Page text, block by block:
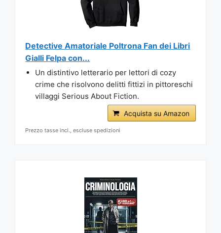
Detective Amatoriale Poltrona Fan dei Libri
Gialli Felpa con...
Un distintivo letterario per lettori di cozy
crime che risolvono delitti fittizi in pittoreschi
villaggi Serious About Fiction.
Acquista su Amazon
Prezzo tasse incl., escluse spedizioni